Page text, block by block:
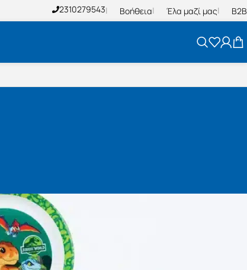
2310279543 Βοήθεια Έλα μαζί μας B2B